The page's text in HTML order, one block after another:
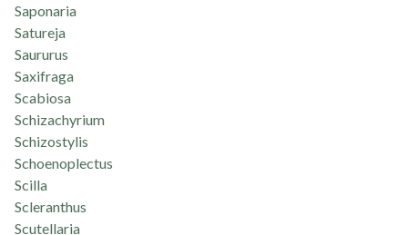
Saponaria
Satureja
Saururus
Saxifraga
Scabiosa
Schizachyrium
Schizostylis
Schoenoplectus
Scilla
Scleranthus
Scutellaria